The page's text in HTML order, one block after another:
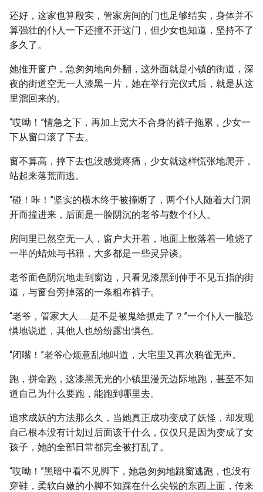
还好，这家也算殷实，管家房间的门也足够结实，身体并不
算强壮的仆人一下还撞不开这门，但少女也知道，坚持不了
多久了。
她推开窗户，急匆匆地向外翻，这外面就是小镇的街道，深
夜的街道空无一人漆黑一片，她在举行完仪式后，就是从这
里溜回来的。
“哎呦！”情急之下，再加上宽大不合身的裤子拖累，少女一
下从窗口滚了下去。
窗不算高，摔下去也没感觉疼痛，少女就这样慌张地爬开，
站起来落荒而逃。
“碰！咔！”坚实的横木终于被撞断了，两个仆人随着大门洞
开而撞进来，后面是一脸阴沉的老爷与数个仆人。
房间里已然空无一人，窗户大开着，地面上散落着一堆烧了
一半的蜡烛与书籍，大多都是一些灵异谈。
老爷面色阴沉地走到窗边，只看见漆黑到伸手不见五指的街
道，与窗台旁掉落的一条粗布裤子。
“老爷，管家大人……是不是被鬼给抓走了？”一个仆人一脸恐
惧地说道，其他人也纷纷露出惧色。
“闭嘴！”老爷心烦意乱地叫道，大宅里又再次鸦雀无声。
跑，拼命跑，这漆黑无光的小镇里漫无边际地跑，甚至不知
道自己为什么要跑，能跑到哪里去。
追求成妖的方法那么久，当她真正成功变成了妖怪，却发现
自己根本没有计划过后面该干什么，仅仅只是因为变成了女
孩子，她的全部日常都完全被打乱了。
“哎呦！”黑暗中看不见脚下，她急匆匆地跳窗逃跑，也没有
穿鞋，柔软白嫩的小脚不知踩在什么尖锐的东西上面，传来